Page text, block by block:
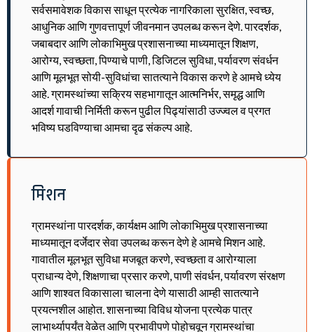
सर्वसमावेशक विकास साधून प्रत्येक नागरिकाला सुरक्षित, स्वच्छ,
आधुनिक आणि गुणवत्तापूर्ण जीवनमान उपलब्ध करून देणे. पारदर्शक,
जबाबदार आणि लोकाभिमुख प्रशासनाच्या माध्यमातून शिक्षण,
आरोग्य, स्वच्छता, पिण्याचे पाणी, डिजिटल सुविधा, पर्यावरण संवर्धन
आणि मूलभूत सोयी-सुविधांचा सातत्याने विकास करणे हे आमचे ध्येय
आहे. ग्रामस्थांच्या सक्रिय सहभागातून आत्मनिर्भर, समृद्ध आणि
आदर्श गावाची निर्मिती करून पुढील पिढ्यांसाठी उज्ज्वल व प्रगत
भविष्य घडविण्याचा आमचा दृढ संकल्प आहे.
मिशन
ग्रामस्थांना पारदर्शक, कार्यक्षम आणि लोकाभिमुख प्रशासनाच्या
माध्यमातून दर्जेदार सेवा उपलब्ध करून देणे हे आमचे मिशन आहे.
गावातील मूलभूत सुविधा मजबूत करणे, स्वच्छता व आरोग्याला
प्राधान्य देणे, शिक्षणाचा प्रसार करणे, पाणी संवर्धन, पर्यावरण संरक्षण
आणि शाश्वत विकासाला चालना देणे यासाठी आम्ही सातत्याने
प्रयत्नशील आहोत. शासनाच्या विविध योजना प्रत्येक पात्र
लाभार्थ्यापर्यंत वेळेत आणि प्रभावीपणे पोहोचवून ग्रामस्थांचा